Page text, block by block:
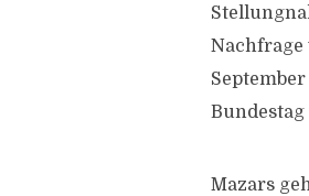
Nachfrage
Mazars